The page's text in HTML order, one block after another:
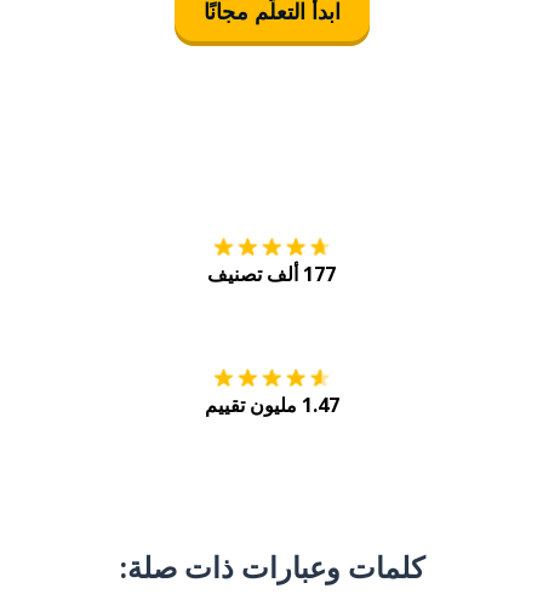
ابدأ التعلُّم مجانًا
177 ألف تصنيف
1.47 مليون تقييم
كلمات وعبارات ذات صلة: